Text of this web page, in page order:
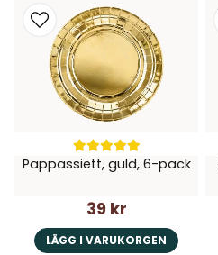
Pappassiett, guld, 6-pack
39 kr
LÄGG I VARUKORGEN